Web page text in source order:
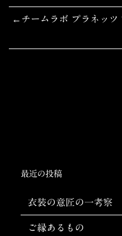
投
ョ
チームラボ プラネッ
最近の投稿
衣装の意匠の一考察
ご縁あるもの